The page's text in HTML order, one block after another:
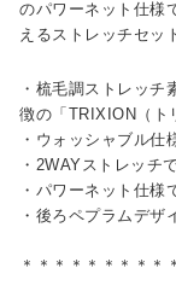
のパワーネット仕様
えるストレッチセッ
・梳毛調ストレッチ
徴の「TRIXION（ト
・ウォッシャブル仕
・2WAYストレッチ
・パワーネット仕様
・後ろペプラムデザ
＊＊＊＊＊＊＊＊＊